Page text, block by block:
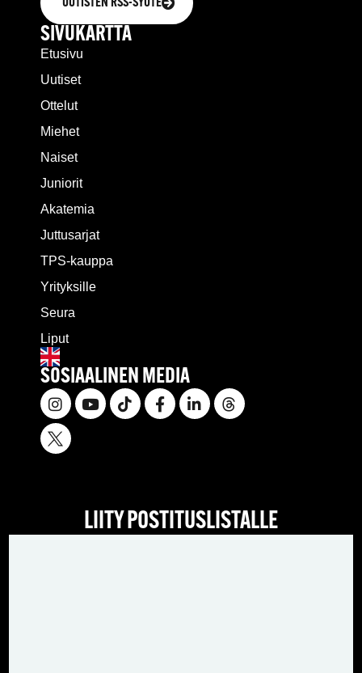
UUTISTEN RSS-SYÖTE
SIVUKARTTA
Etusivu
Uutiset
Ottelut
Miehet
Naiset
Juniorit
Akatemia
Juttusarjat
TPS-kauppa
Yrityksille
Seura
Liput
SOSIAALINEN MEDIA
LIITY POSTITUSLISTALLE